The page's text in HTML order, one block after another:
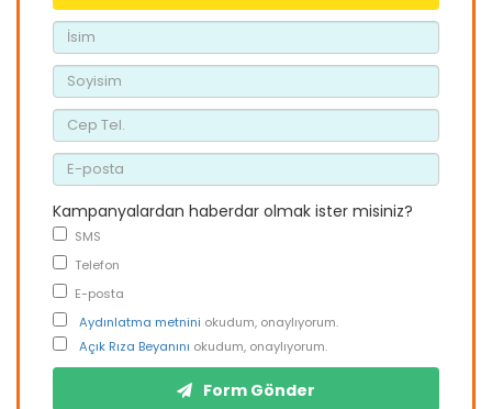
Kampanyalardan haberdar olmak ister misiniz?
SMS
Telefon
E-posta
Aydınlatma metnini okudum, onaylıyorum.
Açık Rıza Beyanını okudum, onaylıyorum.
Form Gönder